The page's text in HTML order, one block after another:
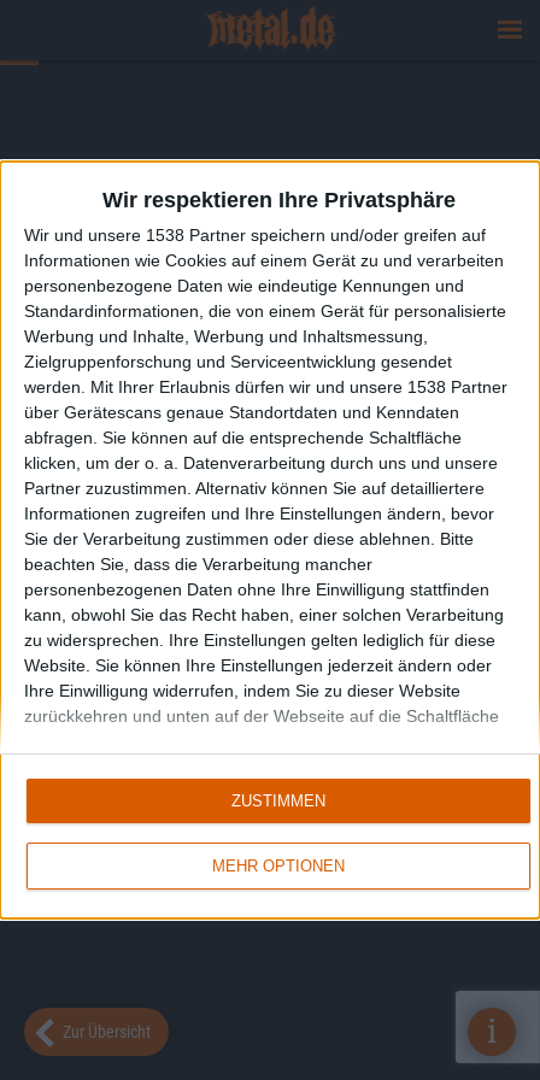
Wir respektieren Ihre Privatsphäre
Wir und unsere 1538 Partner speichern und/oder greifen auf
Informationen wie Cookies auf einem Gerät zu und verarbeiten
personenbezogene Daten wie eindeutige Kennungen und
Standardinformationen, die von einem Gerät für personalisierte
Werbung und Inhalte, Werbung und Inhaltsmessung,
Zielgruppenforschung und Serviceentwicklung gesendet
werden.
Mit Ihrer Erlaubnis dürfen wir und unsere 1538 Partner
über Gerätescans genaue Standortdaten und Kenndaten
abfragen. Sie können auf die entsprechende Schaltfläche
klicken, um der o. a. Datenverarbeitung durch uns und unsere
Partner zuzustimmen. Alternativ können Sie auf detailliertere
Informationen zugreifen und Ihre Einstellungen ändern, bevor
Sie der Verarbeitung zustimmen oder diese ablehnen.
Bitte
beachten Sie, dass die Verarbeitung mancher
personenbezogenen Daten ohne Ihre Einwilligung stattfinden
kann, obwohl Sie das Recht haben, einer solchen Verarbeitung
zu widersprechen. Ihre Einstellungen gelten lediglich für diese
Website. Sie können Ihre Einstellungen jederzeit ändern oder
Ihre Einwilligung widerrufen, indem Sie zu dieser Website
zurückkehren und unten auf der Webseite auf die Schaltfläche
MEHR OPTIONEN
ZUSTIMMEN
Zur Übersicht i